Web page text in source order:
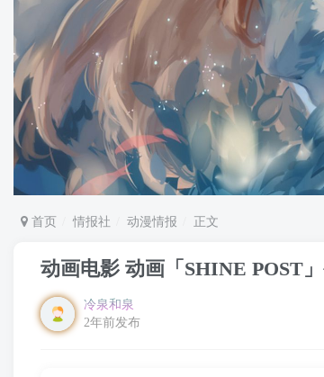
首页 情报社 动漫情报 正文
动画电影 动画「SHINE POST
冷泉和泉
2年前发布